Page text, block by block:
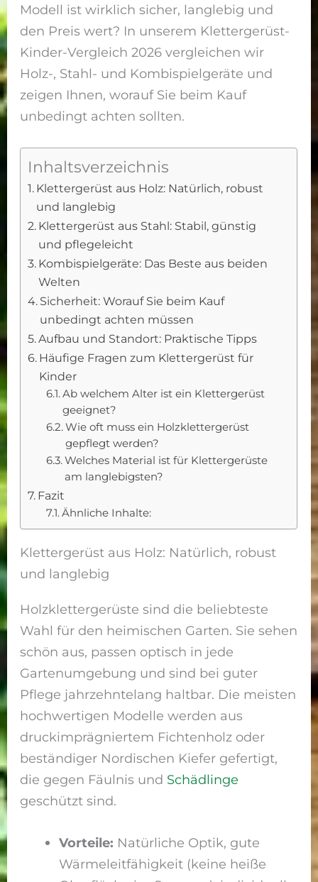
Modell ist wirklich sicher, langlebig und
den Preis wert? In unserem Klettergerüst-
Kinder-Vergleich 2026 vergleichen wir
Holz-, Stahl- und Kombispielgeräte und
zeigen Ihnen, worauf Sie beim Kauf
unbedingt achten sollten.
Inhaltsverzeichnis
Klettergerüst aus Holz: Natürlich, robust
und langlebig
Klettergerüst aus Stahl: Stabil, günstig
und pflegeleicht
Kombispielgeräte: Das Beste aus beiden
Welten
Sicherheit: Worauf Sie beim Kauf
unbedingt achten müssen
Aufbau und Standort: Praktische Tipps
Häufige Fragen zum Klettergerüst für
Kinder
Ab welchem Alter ist ein Klettergerüst
geeignet?
Wie oft muss ein Holzklettergerüst
gepflegt werden?
Welches Material ist für Klettergerüste
am langlebigsten?
Fazit
Ähnliche Inhalte:
Klettergerüst aus Holz: Natürlich, robust
und langlebig
Holzklettergerüste sind die beliebteste
Wahl für den heimischen Garten. Sie sehen
schön aus, passen optisch in jede
Gartenumgebung und sind bei guter
Pflege jahrzehntelang haltbar. Die meisten
hochwertigen Modelle werden aus
druckimprägniertem Fichtenholz oder
beständiger Nordischen Kiefer gefertigt,
die gegen Fäulnis und Schädlinge
geschützt sind.
Vorteile: Natürliche Optik, gute
Wärmeleitfähigkeit (keine heiße